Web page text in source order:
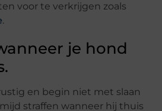
voor te verkrijgen zoals
.
je hond
en begin niet met slaan
straffen wanneer hij thuis